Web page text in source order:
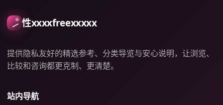
性xxxxfreexxxxx
提供隐私友好的精选参考、分类导览与安心说明，让浏览、
比较和咨询都更克制、更清楚。
站内导航